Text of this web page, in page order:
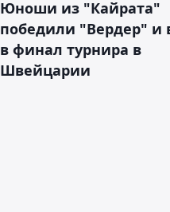
Юноши из "Кайрата"
победили "Вердер"
в финал турнира в
Швейцарии